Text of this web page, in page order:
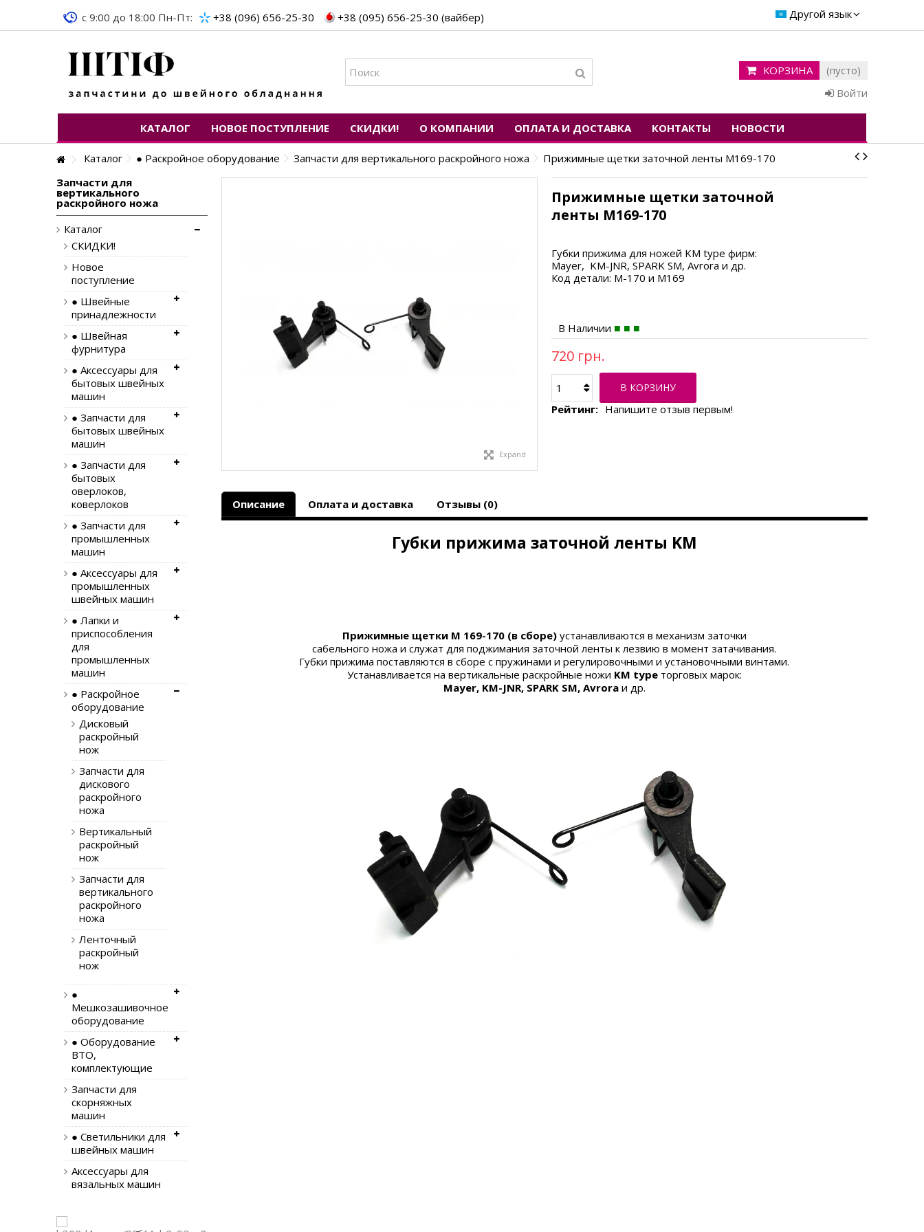
Другой язык
c 9:00 до 18:00 Пн-Пт: +38 (096) 656-25-30 +38 (095) 656-25-30 (вайбер)
КОРЗИНА
(пусто)
Войти
КАТАЛОГ НОВОЕ ПОСТУПЛЕНИЕ СКИДКИ! О КОМПАНИИ ОПЛАТА И ДОСТАВКА КОНТАКТЫ НОВОСТИ
Каталог ● Раскройное оборудование Запчасти для вертикального раскройного ножа Прижимные щетки заточной ленты M169-170
Expand
Прижимные щетки заточной
ленты M169-170
Губки прижима для ножей KM type фирм:
Mayer, KM-JNR, SPARK SM, Avrora и др.
Код детали: M-170 и M169
В Наличии
720 грн.
В КОРЗИНУ
Рейтинг: Напишите отзыв первым!
Описание Оплата и доставка Отзывы (0)
Губки прижима заточной ленты KM
Прижимные щетки M 169-170 (в сборе)устанавливаются в механизм заточки
сабельного ножа и служат для поджимания заточной ленты к лезвию в момент затачивания.
Губки прижима поставляются в сборе с пружинами и регулировочными и установочными винтами.
Устанавливается на вертикальные раскройные ножи KM type торговых марок:
Mayer, KM-JNR, SPARK SM, Avrora и др.
Запчасти для
вертикального
раскройного ножа
Каталог
СКИДКИ!
Новое
поступление
● Швейные
принадлежности
● Швейная
фурнитура
● Аксессуары для
бытовых швейных
машин
● Запчасти для
бытовых швейных
машин
● Запчасти для
бытовых
оверлоков,
коверлоков
● Запчасти для
промышленных
машин
● Аксессуары для
промышленных
швейных машин
● Лапки и
приспособления
для
промышленных
машин
● Раскройное
оборудование
Дисковый
раскройный
нож
Запчасти для
дискового
раскройного
ножа
Вертикальный
раскройный
нож
Запчасти для
вертикального
раскройного
ножа
Ленточный
раскройный
нож
●
Мешкозашивочное
оборудование
● Оборудование
ВТО,
комплектующие
Запчасти для
скорняжных
машин
● Светильники для
швейных машин
Аксессуары для
вязальных машин